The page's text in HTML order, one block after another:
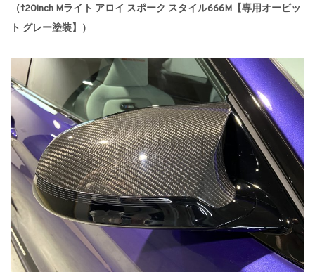
（↑20inch Mライト アロイ スポーク スタイル666M【専用オービッ
ト グレー塗装】）